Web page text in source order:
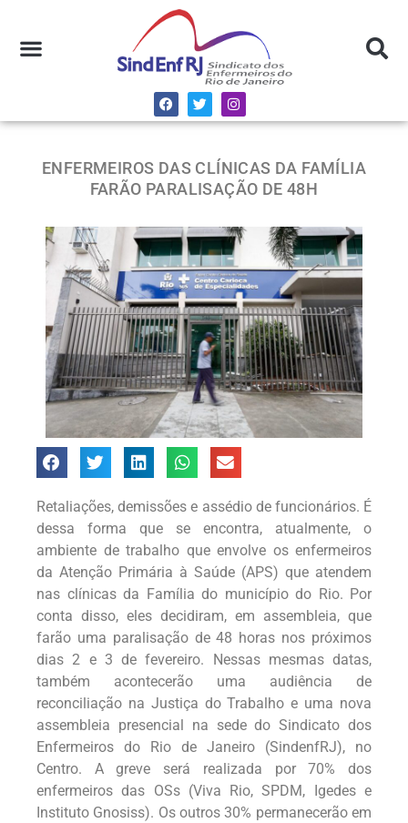
ENFERMEIROS DAS CLÍNICAS DA FAMÍLIA
FARÃO PARALISAÇÃO DE 48H
Retaliações, demissões e assédio de funcionários. É
dessa forma que se encontra, atualmente, o
ambiente de trabalho que envolve os enfermeiros
da Atenção Primária à Saúde (APS) que atendem
nas clínicas da Família do município do Rio. Por
conta disso, eles decidiram, em assembleia, que
farão uma paralisação de 48 horas nos próximos
dias 2 e 3 de fevereiro. Nessas mesmas datas,
também acontecerão uma audiência de
reconciliação na Justiça do Trabalho e uma nova
assembleia presencial na sede do Sindicato dos
Enfermeiros do Rio de Janeiro (SindenfRJ), no
Centro. A greve será realizada por 70% dos
enfermeiros das OSs (Viva Rio, SPDM, Igedes e
Instituto Gnosiss). Os outros 30% permanecerão em